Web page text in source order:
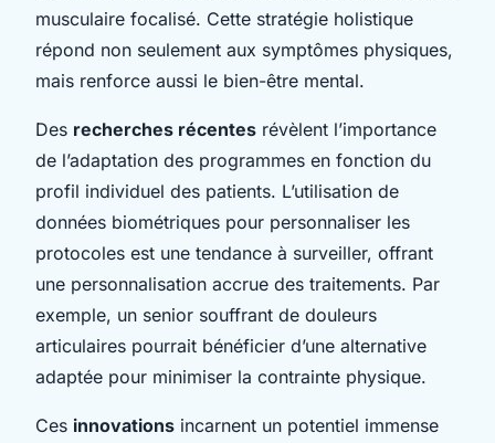
musculaire focalisé. Cette stratégie holistique
répond non seulement aux symptômes physiques,
mais renforce aussi le bien-être mental.
Des recherches récentes révèlent l’importance
de l’adaptation des programmes en fonction du
profil individuel des patients. L’utilisation de
données biométriques pour personnaliser les
protocoles est une tendance à surveiller, offrant
une personnalisation accrue des traitements. Par
exemple, un senior souffrant de douleurs
articulaires pourrait bénéficier d’une alternative
adaptée pour minimiser la contrainte physique.
Ces innovations incarnent un potentiel immense